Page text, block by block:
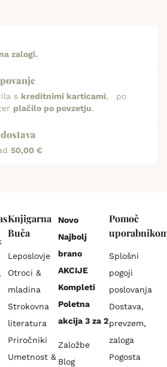
na zalogi.
s kreditnimi karticami, po
plačilo po povzetju.
50,00 €
Knjigarna
Buča
Leposlovje
Otroci &
mladina
Strokovna
literatura
Priročniki
Umetnost &
Novo
Najbolj
brano
AKCIJE
Kompleti
Poletna
akcija 3 za 2
Založbe
Blog
Pomoč
Splošni
pogoji
poslovanja
Dostava,
prevzem,
zaloga
Pogosta